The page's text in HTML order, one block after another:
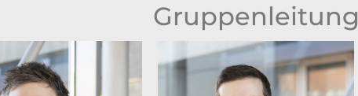
Gruppenleitung